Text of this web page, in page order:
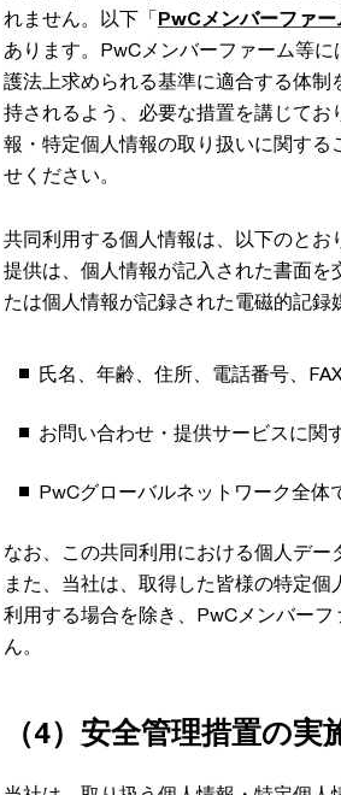
れません。以下「PwCメンバーファー
あります。PwCメンバーファーム等
護法上求められる基準に適合する体
持されるよう、必要な措置を講じて
報・特定個人情報の取り扱いに関す
せください。
共同利用する個人情報は、以下のと
提供は、個人情報が記入された書面を
たは個人情報が記録された電磁的記録
氏名、年齢、住所、電話番号、
お問い合わせ・提供サービスに関
PwCグローバルネットワーク全
なお、この共同利用における個人デー
また、当社は、取得した皆様の特定
利用する場合を除き、PwCメンバー
ん。
（4）安全管理措置の実